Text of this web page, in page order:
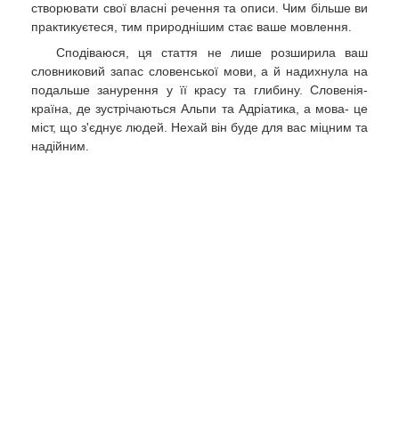
створювати свої власні речення та описи. Чим більше ви
практикуєтеся, тим природнішим стає ваше мовлення.
Сподіваюся, ця стаття не лише розширила ваш
словниковий запас словенської мови, а й надихнула на
подальше занурення у її красу та глибину. Словенія-
країна, де зустрічаються Альпи та Адріатика, а мова- це
міст, що з'єднує людей. Нехай він буде для вас міцним та
надійним.